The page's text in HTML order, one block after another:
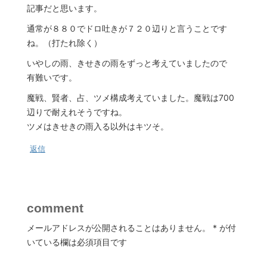
記事だと思います。
通常が８８０でドロ吐きが７２０辺りと言うことです
ね。（打たれ除く）
いやしの雨、きせきの雨をずっと考えていましたので
有難いです。
魔戦、賢者、占、ツメ構成考えていました。魔戦は700
辺りで耐えれそうですね。
ツメはきせきの雨入る以外はキツそ。
返信
comment
メールアドレスが公開されることはありません。 * が付
いている欄は必須項目です